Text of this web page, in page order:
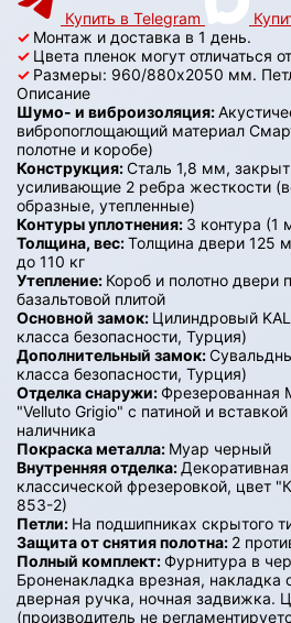
Купить в Telegram
✓ Монтаж и доставка в 1 день.
✓ Цвета пленок могут отличаться
✓ Размеры: 960/880х2050 мм.
Описание
Шумо- и виброизоляция:
вибропоглощающий материал
полотне и коробе)
Конструкция:Сталь 1,8 мм,
усиливающие 2 ребра жесткости
образные, утепленные)
Контуры уплотнения: 3 контура (1
Толщина, вес:Толщина двери 125
до 110 кг
Утепление: Короб и полотно двери
базальтовой плитой
Основной замок: Цилиндровый
класса безопасности, Турция)
Дополнительный замок:
класса безопасности, Турция)
Отделка снаружи: Фрезерованная
"Velluto Grigio" с патиной и
наличника
Покраска металла: Муар черный
Внутренняя отделка:
классической фрезеровкой, цвет
853-2)
Петли: На подшипниках скрытого
Защита от снятия полотна: 2
Полный комплект: Фурнитура в
Броненакладка врезная, накладка
дверная ручка, ночная задвижка.
(производитель не